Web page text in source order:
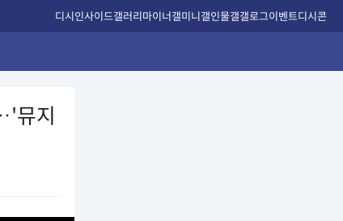
디시인사이드갤러리마이너갤미니갤인물갤갤로그이벤트디시콘
뮤지